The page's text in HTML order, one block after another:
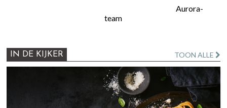
Aurora-
team
IN DE KIJKER TOON ALLE